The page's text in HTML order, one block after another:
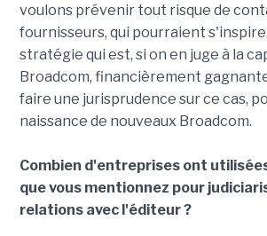
voulons prévenir tout risque de
fournisseurs, qui pourraient
stratégie qui est, si on en juge à la
Broadcom, financièrement
faire une jurisprudence sur ce cas,
naissance de nouveaux Broadcom.
Combien d'entreprises ont
que vous mentionnez pour
relations avec l'éditeur ?